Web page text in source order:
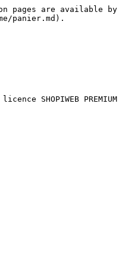
pages are available by
panier.md).
SHOPIWEB PREMIUM